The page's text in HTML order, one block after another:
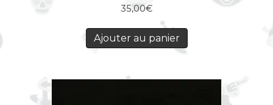
35,00€
Ajouter au panier